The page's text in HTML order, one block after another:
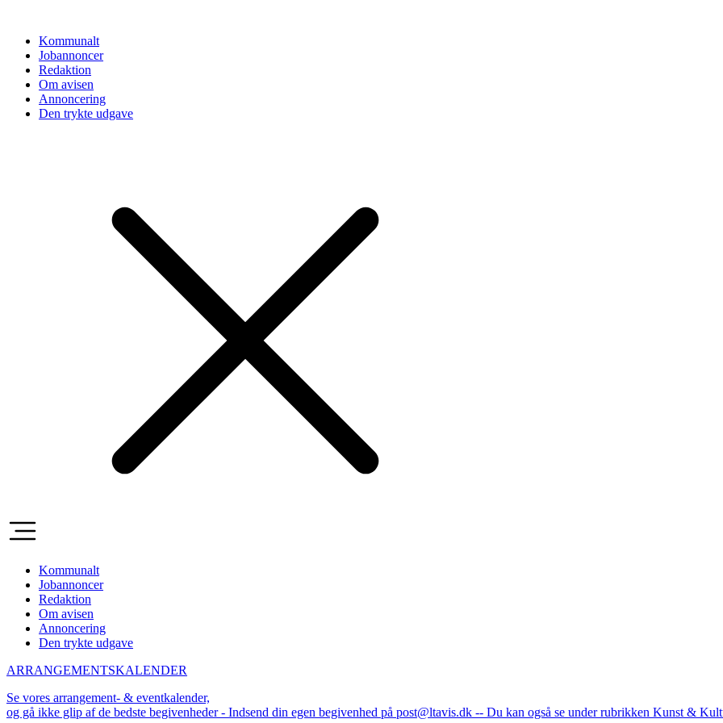
indholdKommunalt
Jobannoncer
Redaktion
Om avisen
Annoncering
Den trykte udgave
Kommunalt
Jobannoncer
Redaktion
Om avisen
Annoncering
Den trykte udgave
ARRANGEMENTSKALENDER
Se vores arrangement- & eventkalender,
og gå ikke glip af de bedste begivenheder - Indsend din egen begivenhed på post@ltavis.dk -- Du kan også se under rubrikken Kunst &